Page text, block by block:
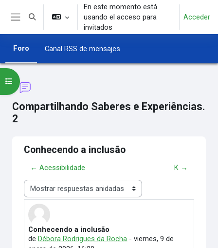
Salta al contenido principal
Selector de búsqueda de entrada
En este momento está
usando el acceso para
invitados
Acceder
Foro Canal RSS de mensajes
Compartilhando Saberes e Experiências.
2
Abrir índice del curso
Conhecendo a inclusão
← Acessibilidade K →
Mostrar modo
Conhecendo a inclusão
de Débora Rodrigues da Rocha -viernes, 9 de
Número de respuestas: 0